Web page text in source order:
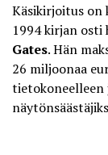
Käsikirjoitus on
1994 kirjan osti
Gates. Hän
26 miljoonaa
tietokoneelleen